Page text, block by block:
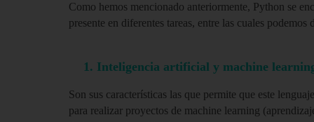
Como hemos mencionado anteriormente, Python se
presente en diferentes tareas, entre las cuales podemos
1. Inteligencia artificial y machine
Son sus características las que permite que este
para realizar proyectos de machine learning